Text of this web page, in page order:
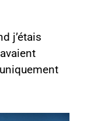
j’étais